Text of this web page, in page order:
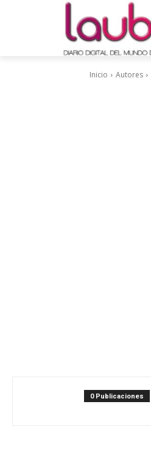
Inicio Autores
0 Publicaciones